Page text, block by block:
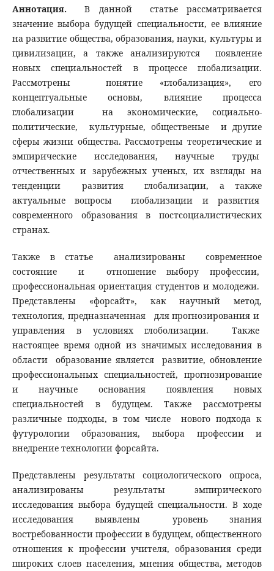
Аннотация.
В данной статье рассматривается
значение выбора будущей специальности, ее влияние
на развитие общества, образования, науки, культуры и
цивилизации, а также анализируются появление
новых специальностей в процессе глобализации.
Рассмотрены понятие «глобализация», его
концептуальные основы, влияние процесса
глобализации на экономические, социально-
политические, культурные, общественые и другие
сферы жизни общества. Рассмотрены теоретические и
эмпирические исследования, научные труды
отчественных и зарубежных ученых, их взгляды на
тенденции развития глобализации, а также
актуальные вопросы глобализации и развития
современного образования в постсоциалистических
странах.
Также в статье анализированы современное
состояние и отношение выбору профессии,
профессиональная ориентация студентов и молодежи.
Представлены «форсайт», как научный метод,
технология, предназначенная для прогнозирования и
управления в условиях глоболизации. Также
настоящее время одной из значимых исследования в
области образование является развитие, обновление
профессиональных специальностей, прогнозирование
и научные основания появления новых
специальностей в будущем. Также рассмотрены
различные подходы, в том числе нового подхода к
футурологии образования, выбора профессии и
внедрение технологии форсайта.
Представлены результаты социологического опроса,
анализированы результаты эмпирического
исследования выбора будущей специальности. В ходе
исследования выявлены уровень знания
востребованности профессии в будущем, общественного
отношения к профессии учителя, образования среди
широких слоев населения, мнения общества, методов